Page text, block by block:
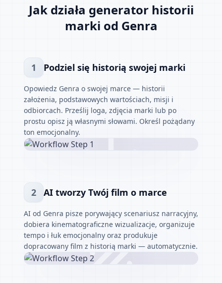
Jak działa generator historii
marki od Genra
1 Podziel się historią swojej marki
Opowiedz Genra o swojej marce — historii
założenia, podstawowych wartościach, misji i
odbiorcach. Prześlij loga, zdjęcia marki lub po
prostu opisz ją własnymi słowami. Określ pożądany
ton emocjonalny.
2 AI tworzy Twój film o marce
AI od Genra pisze porywający scenariusz narracyjny,
dobiera kinematograficzne wizualizacje, organizuje
tempo i łuk emocjonalny oraz produkuje
dopracowany film z historią marki — automatycznie.